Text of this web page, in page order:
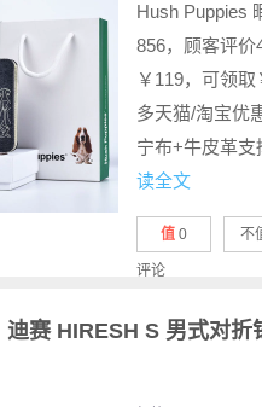
Hush Puppies
856，顾客评
￥119，可领
多天猫/淘宝优
宁布+牛皮革支
读全文
值 0 不
评论
赛 HIRESH S 男式对